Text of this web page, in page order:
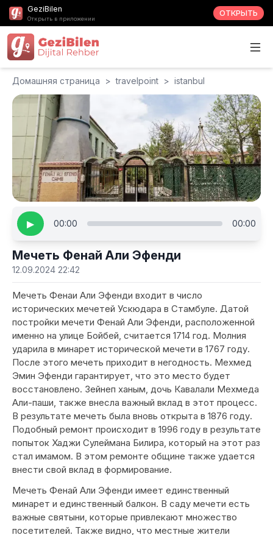
GeziBilen
Открыть в приложении
ОТКРЫТЬ
Домашняя страница > travelpoint > istanbul
▶ 00:00 00:00
Мечеть Фенай Али Эфенди
12.09.2024 22:42
Мечеть Фенаи Али Эфенди входит в число
исторических мечетей Ускюдара в Стамбуле. Датой
постройки мечети Фенай Али Эфенди, расположенной
именно на улице Бойбей, считается 1714 год. Молния
ударила в минарет исторической мечети в 1767 году.
После этого мечеть приходит в негодность. Мехмед
Эмин Эфенди гарантирует, что это место будет
восстановлено. Зейнеп ханым, дочь Кавалали Мехмеда
Али-паши, также внесла важный вклад в этот процесс.
В результате мечеть была вновь открыта в 1876 году.
Подобный ремонт происходит в 1996 году в результате
попыток Хаджи Сулеймана Билира, который на этот раз
стал имамом. В этом ремонте общине также удается
внести свой вклад в формирование.
Мечеть Фенай Али Эфенди имеет единственный
минарет и единственный балкон. В саду мечети есть
важные святыни, которые привлекают множество
посетителей. Также видно, что местные жители